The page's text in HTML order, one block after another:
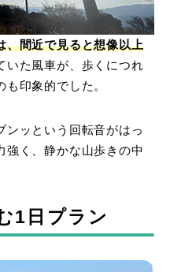
、間近で見ると想像以上
いた風車が、歩くにつれ
印象的でした。
ンッという回転音がはっ
強く、静かな山歩きの中
1日プラン